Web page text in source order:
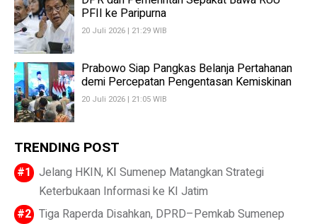
PFII ke Paripurna
20 Juli 2026 | 21:29 WIB
Prabowo Siap Pangkas Belanja Pertahanan
demi Percepatan Pengentasan Kemiskinan
20 Juli 2026 | 21:05 WIB
TRENDING POST
Jelang HKIN, KI Sumenep Matangkan Strategi
Keterbukaan Informasi ke KI Jatim
Tiga Raperda Disahkan, DPRD–Pemkab Sumenep